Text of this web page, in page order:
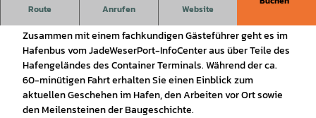
Route Anrufen Website
Entdecken Sie Deutschlands einzigen Container-
Zusammen mit einem fachkundigen Gästeführer geht es im
Hafenbus vom JadeWeserPort-InfoCenter aus über Teile des
Hafengeländes des Container Terminals. Während der ca.
60-minütigen Fahrt erhalten Sie einen Einblick zum
aktuellen Geschehen im Hafen, den Arbeiten vor Ort sowie
den Meilensteinen der Baugeschichte.